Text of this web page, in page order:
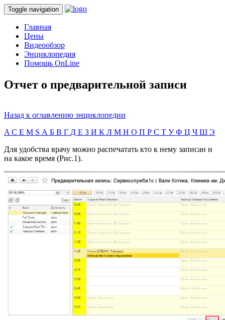
Toggle navigation
Главная
Цены
Видеообзор
Энциклопедия
Помощь OnLine
Отчет о предварительной записи
Назад к оглавлению энциклопедии
A C E M S А Б В Г Д Е З И К Л М Н О П Р С Т УФ Ц Ч Ш Э
Для удобства врачу можно распечатать кто к нему записан и
на какое время (Рис.1).